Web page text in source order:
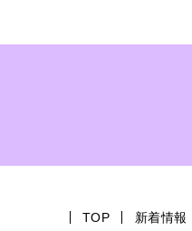
TOP 新着情報